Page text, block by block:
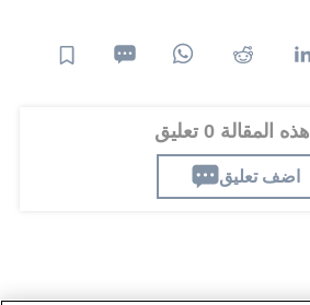
المقالة 0 تعليق
اضف تعليق